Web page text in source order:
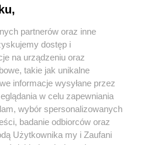
Instagram Youtube
partnerów oraz inne
dostęp i
na urządzeniu oraz
takie jak unikalne
informacje wysyłane przez
w celu zapewniania
wybór spersonalizowanych
badanie odbiorców oraz
Użytkownika my i Zaufani